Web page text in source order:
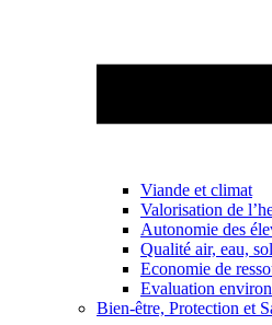
Viande et climat
Valorisation de
Autonomie des
Qualité air, eau,
Economie de
Evaluation
Bien-être, Protection et